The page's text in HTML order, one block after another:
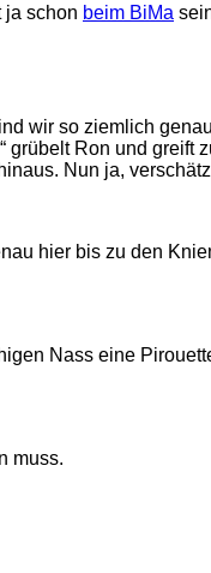
ja schon beim BiMa
wir so ziemlich
Ron und greift
Nun ja,
hier bis zu den
Nass eine
muss.